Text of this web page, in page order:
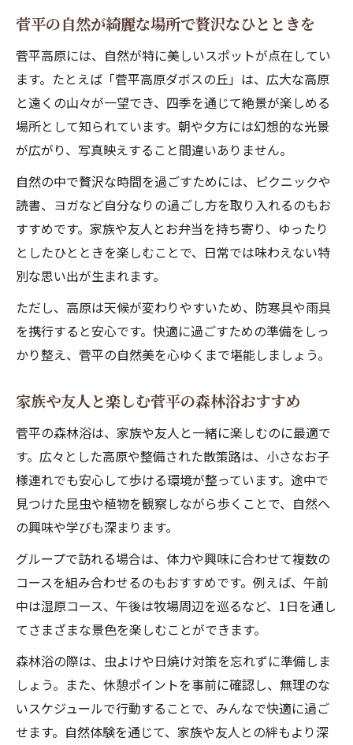
菅平の自然が綺麗な場所で贅沢なひとときを
菅平高原には、自然が特に美しいスポットが点在してい
ます。たとえば「菅平高原ダボスの丘」は、広大な高原
と遠くの山々が一望でき、四季を通じて絶景が楽しめる
場所として知られています。朝や夕方には幻想的な光景
が広がり、写真映えすること間違いありません。
自然の中で贅沢な時間を過ごすためには、ピクニックや
読書、ヨガなど自分なりの過ごし方を取り入れるのもお
すすめです。家族や友人とお弁当を持ち寄り、ゆったり
としたひとときを楽しむことで、日常では味わえない特
別な思い出が生まれます。
ただし、高原は天候が変わりやすいため、防寒具や雨具
を携行すると安心です。快適に過ごすための準備をしっ
かり整え、菅平の自然美を心ゆくまで堪能しましょう。
家族や友人と楽しむ菅平の森林浴おすすめ
菅平の森林浴は、家族や友人と一緒に楽しむのに最適で
す。広々とした高原や整備された散策路は、小さなお子
様連れでも安心して歩ける環境が整っています。途中で
見つけた昆虫や植物を観察しながら歩くことで、自然へ
の興味や学びも深まります。
グループで訪れる場合は、体力や興味に合わせて複数の
コースを組み合わせるのもおすすめです。例えば、午前
中は湿原コース、午後は牧場周辺を巡るなど、1日を通し
てさまざまな景色を楽しむことができます。
森林浴の際は、虫よけや日焼け対策を忘れずに準備しま
しょう。また、休憩ポイントを事前に確認し、無理のな
いスケジュールで行動することで、みんなで快適に過ご
せます。自然体験を通じて、家族や友人との絆もより深